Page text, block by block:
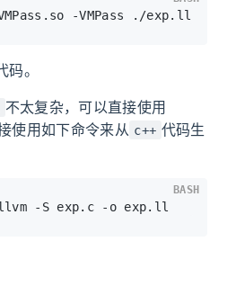
-VMPass ./exp.ll
。
不太复杂，可以直接使用
使用如下命令来从 c++ 代码生
-S exp.c -o exp.ll
BASH